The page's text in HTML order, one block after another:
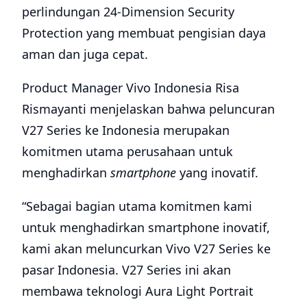
perlindungan 24-Dimension Security
Protection yang membuat pengisian daya
aman dan juga cepat.
Product Manager Vivo Indonesia Risa
Rismayanti menjelaskan bahwa peluncuran
V27 Series ke Indonesia merupakan
komitmen utama perusahaan untuk
menghadirkan smartphone yang inovatif.
“Sebagai bagian utama komitmen kami
untuk menghadirkan smartphone inovatif,
kami akan meluncurkan Vivo V27 Series ke
pasar Indonesia. V27 Series ini akan
membawa teknologi Aura Light Portrait